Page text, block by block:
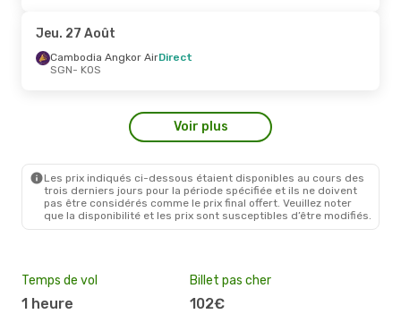
Jeu. 27 Août
Cambodia Angkor AirDirect
SGN- KOS
Voir plus
Les prix indiqués ci-dessous étaient disponibles au cours des
trois derniers jours pour la période spécifiée et ils ne doivent
pas être considérés comme le prix final offert. Veuillez noter
que la disponibilité et les prix sont susceptibles d’être modifiés.
Temps de vol
1 heure
Billet pas cher
102€